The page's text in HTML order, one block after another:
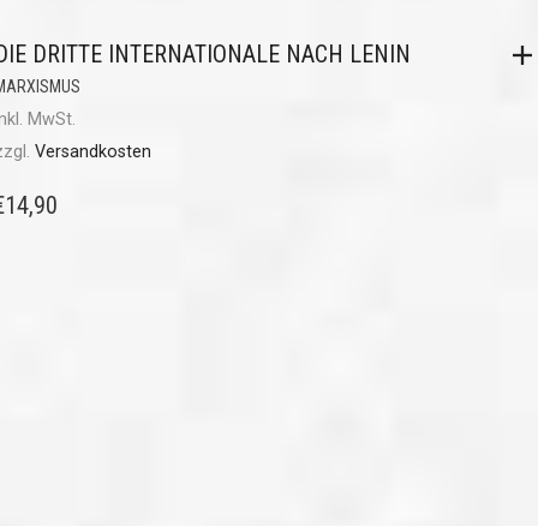
DRITTE INTERNATIONALE NACH LENIN
MwSt.
Versandkosten
14,90